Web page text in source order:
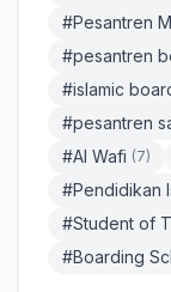
#Pesantren
#pesantren
#islamic
#pesantren
#Al Wafi (7)
#Pendidikan
#Student of
#Boarding